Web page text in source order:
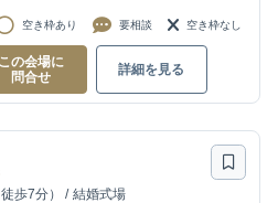
空き枠あり 要相談 空き枠なし
この会場に
問合せ
詳細を見る
歩7分） / 結婚式場